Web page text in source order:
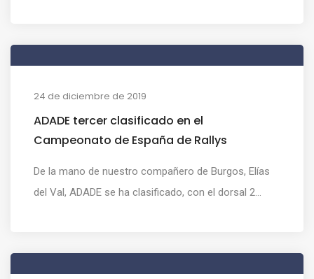
24 de diciembre de 2019
ADADE tercer clasificado en el
Campeonato de España de Rallys
De la mano de nuestro compañero de Burgos, Elías
del Val, ADADE se ha clasificado, con el dorsal 2...